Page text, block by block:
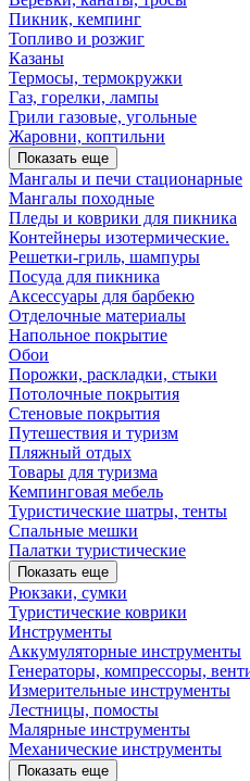
Пикник, кемпинг
Топливо и розжиг
Казаны
Термосы, термокружки
Газ, горелки, лампы
Грили газовые, угольные
Жаровни, коптильни
Показать еще
Мангалы и печи стационарные
Мангалы походные
Пледы и коврики для пикника
Контейнеры изотермические.
Решетки-гриль, шампуры
Посуда для пикника
Аксессуары для барбекю
Отделочные материалы
Напольное покрытие
Обои
Порожки, раскладки, стыки
Потолочные покрытия
Стеновые покрытия
Путешествия и туризм
Пляжный отдых
Товары для туризма
Кемпинговая мебель
Туристические шатры, тенты
Спальные мешки
Палатки туристические
Показать еще
Рюкзаки, сумки
Туристические коврики
Инструменты
Аккумуляторные инструменты
Генераторы, компрессоры,
Измерительные инструменты
Лестницы, помосты
Малярные инструменты
Механические инструменты
Показать еще